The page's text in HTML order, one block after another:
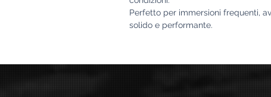
Perfetto per immersioni frequenti,
solido e performante.